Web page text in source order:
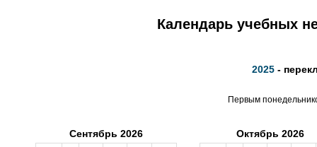
Календарь учебных
2025 -
Первым
Сентябрь 2026 Октябрь 2026